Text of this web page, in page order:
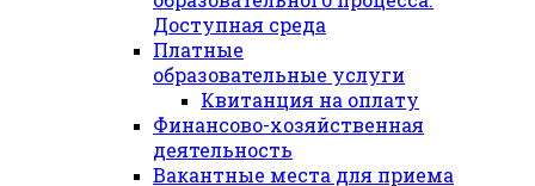
Доступная среда
Платные
образовательные услуги
Квитанция на оплату
Финансово-хозяйственная
деятельность
Вакантные места для приема